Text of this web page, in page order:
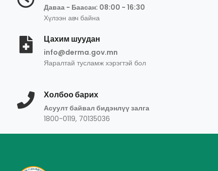
Даваа - Баасан: 08:00 - 16:30
Хүлээн авч байна
Цахим шуудан
info@derma.gov.mn
Яаралтай тусламж хэрэгтэй бол
Холбоо барих
Асуулт байвал бидэнлүү залга
1800-0119, 70135036